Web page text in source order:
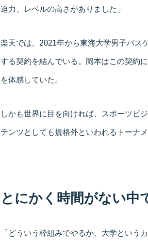
迫力、レベルの高さがありました」
楽天では、2021年から東海大学男子バス
する契約を結んでいる。岡本はこの契約
を体感していた。
しかも世界に目を向ければ、スポーツビ
テンツとしても規格外といわれるトーナ
とにかく時間がない中
「どういう枠組みでやるか、大学という